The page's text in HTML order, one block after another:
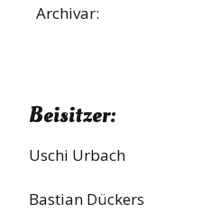
Archivar:
Beisitzer:
Uschi Urbach
Bastian Dückers